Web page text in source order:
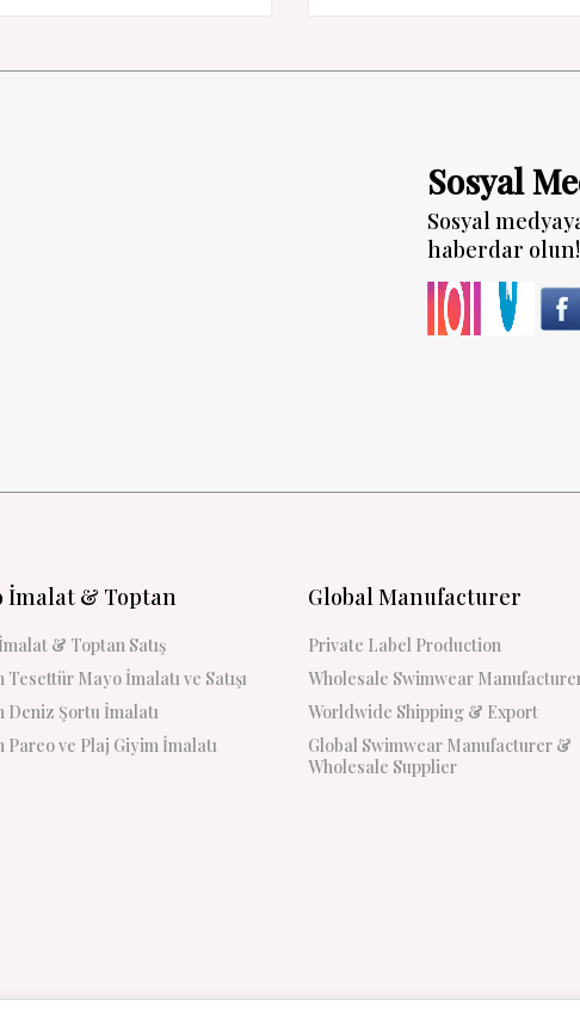
Sosyal
Sosyal
haberdar olun!
İmalat & Toptan
& Toptan Satış
Tesettür Mayo İmalatı ve Satışı
Deniz Şortu İmalatı
Pareo ve Plaj Giyim İmalatı
Global Manufacturer
Private Label Production
Wholesale Swimwear
Worldwide Shipping & Export
Global Swimwear Manufacturer &
Wholesale Supplier